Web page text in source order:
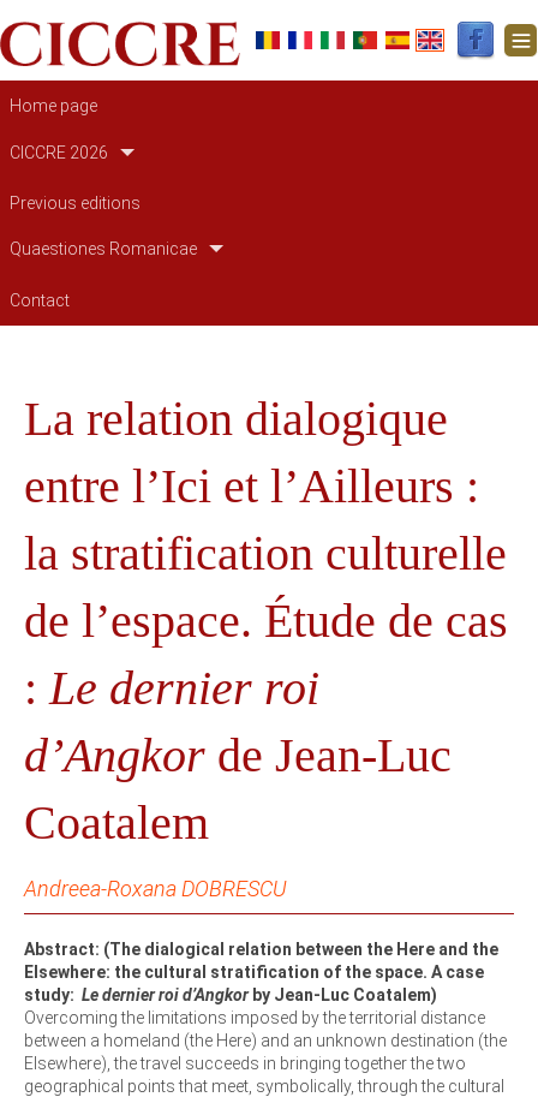
Main navigation
Home page
CICCRE 2026
Previous editions
Quaestiones Romanicae
Contact
La relation dialogique
entre l’Ici et l’Ailleurs :
la stratification culturelle
de l’espace. Étude de cas
: Le dernier roi
d’Angkor de Jean-Luc
Coatalem
Andreea-Roxana DOBRESCU
Abstract: (The dialogical relation between the Here and the
Elsewhere: the cultural stratification of the space. A case
study: Le dernier roi d’Angkorby Jean-Luc Coatalem)
Overcoming the limitations imposed by the territorial distance
between a homeland (the Here) and an unknown destination (the
Elsewhere), the travel succeeds in bringing together the two
geographical points that meet, symbolically, through the cultural